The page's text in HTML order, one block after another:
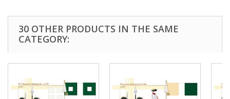
30 OTHER PRODUCTS IN THE SAME
CATEGORY: